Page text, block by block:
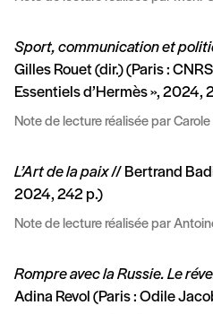
Sport, communication et
Gilles Rouet (dir.) (Paris :
Essentiels d’Hermès », 2024,
Note de lecture réalisée par
L’Art de la paix// Bertrand
2024, 242 p.)
Note de lecture réalisée par
Rompre avec la Russie. Le
Adina Revol (Paris : Odile